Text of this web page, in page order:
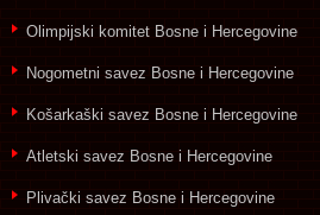
Olimpijski komitet Bosne i Hercegovine
Nogometni savez Bosne i Hercegovine
Košarkaški savez Bosne i Hercegovine
Atletski savez Bosne i Hercegovine
Plivački savez Bosne i Hercegovine